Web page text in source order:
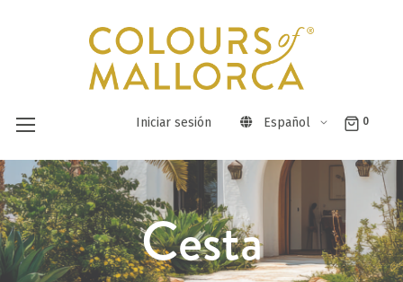
Iniciar sesión Español 0
Ir
al
contenido
Cesta